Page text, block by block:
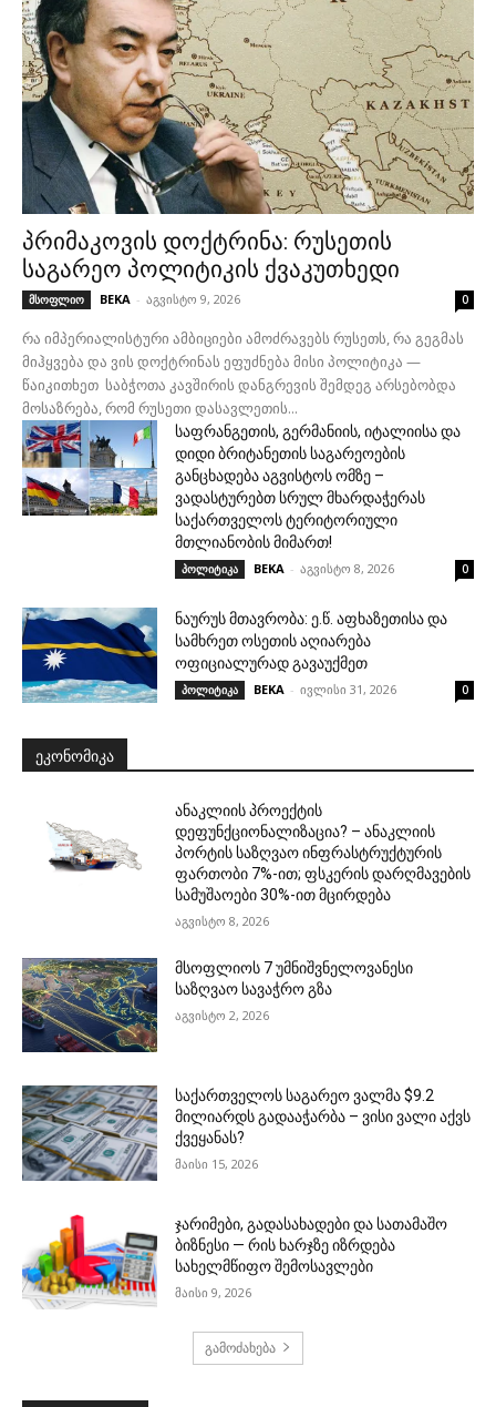
პრიმაკოვის დოქტრინა: რუსეთის
საგარეო პოლიტიკის ქვაკუთხედი
მსოფლიო BEKA - აგვისტო 9, 2026 0
რა იმპერიალისტური ამბიციები ამოძრავებს რუსეთს, რა გეგმას
მიჰყვება და ვის დოქტრინას ეფუძნება მისი პოლიტიკა —
წაიკითხეთ საბჭოთა კავშირის დანგრევის შემდეგ არსებობდა
მოსაზრება, რომ რუსეთი დასავლეთის...
საფრანგეთის, გერმანიის, იტალიისა და
დიდი ბრიტანეთის საგარეოების
განცხადება აგვისტოს ომზე –
ვადასტურებთ სრულ მხარდაჭერას
საქართველოს ტერიტორიული
მთლიანობის მიმართ!
პოლიტიკა BEKA - აგვისტო 8, 2026 0
ნაურუს მთავრობა: ე.წ. აფხაზეთისა და
სამხრეთ ოსეთის აღიარება
ოფიციალურად გავაუქმეთ
პოლიტიკა BEKA - ივლისი 31, 2026 0
ᲔᲙᲝᲜᲝᲛᲘᲙᲐ
ანაკლიის პროექტის
დეფუნქციონალიზაცია? – ანაკლიის
პორტის საზღვაო ინფრასტრუქტურის
ფართობი 7%-ით; ფსკერის დარღმავების
სამუშაოები 30%-ით მცირდება
აგვისტო 8, 2026
მსოფლიოს 7 უმნიშვნელოვანესი
საზღვაო სავაჭრო გზა
აგვისტო 2, 2026
საქართველოს საგარეო ვალმა $9.2
მილიარდს გადააჭარბა – ვისი ვალი აქვს
ქვეყანას?
მაისი 15, 2026
ჯარიმები, გადასახადები და სათამაშო
ბიზნესი — რის ხარჯზე იზრდება
სახელმწიფო შემოსავლები
მაისი 9, 2026
გამოძახება